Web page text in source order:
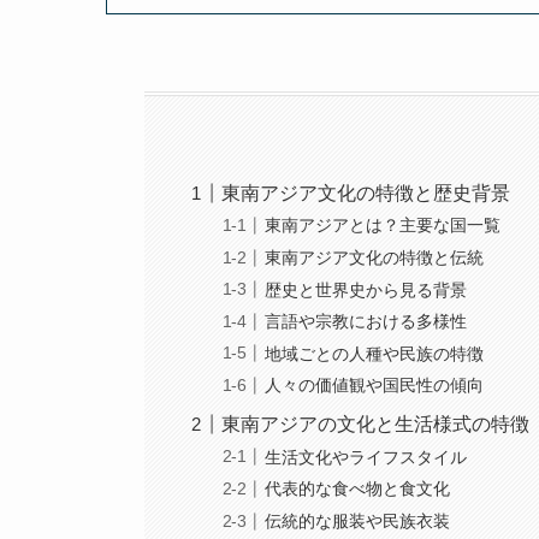
東南アジア文化の特徴と歴史背景
東南アジアとは？主要な国一覧
東南アジア文化の特徴と伝統
歴史と世界史から見る背景
言語や宗教における多様性
地域ごとの人種や民族の特徴
人々の価値観や国民性の傾向
東南アジアの文化と生活様式の特徴
生活文化やライフスタイル
代表的な食べ物と食文化
伝統的な服装や民族衣装